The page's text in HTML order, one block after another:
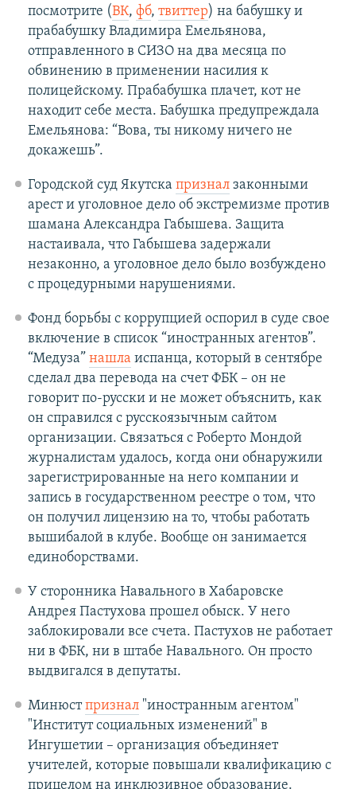
посмотрите (ВК, фб, твиттер) на бабушку и
прабабушку Владимира Емельянова,
отправленного в СИЗО на два месяца по
обвинению в применении насилия к
полицейскому. Прабабушка плачет, кот не
находит себе места. Бабушка предупреждала
Емельянова: “Вова, ты никому ничего не
докажешь”.
Городской суд Якутска призналзаконными
арест и уголовное дело об экстремизме против
шамана Александра Габышева. Защита
настаивала, что Габышева задержали
незаконно, а уголовное дело было возбуждено
с процедурными нарушениями.
Фонд борьбы с коррупцией оспорил в суде свое
включение в список “иностранных агентов”.
“Медуза” нашла испанца, который в сентябре
сделал два перевода на счет ФБК – он не
говорит по-русски и не может объяснить, как
он справился с русскоязычным сайтом
организации. Связаться с Роберто Мондой
журналистам удалось, когда они обнаружили
зарегистрированные на него компании и
запись в государственном реестре о том, что
он получил лицензию на то, чтобы работать
вышибалой в клубе. Вообще он занимается
единоборствами.
У сторонника Навального в Хабаровске
Андрея Пастухова прошел обыск. У него
заблокировали все счета. Пастухов не работает
ни в ФБК, ни в штабе Навального. Он просто
выдвигался в депутаты.
Минюстпризнал"иностранным агентом"
"Институт социальных изменений" в
Ингушетии – организация объединяет
учителей, которые повышали квалификацию с
прицелом на инклюзивное образование.